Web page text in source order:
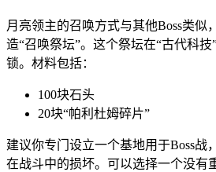
月亮领主的召唤方式与其他Boss类似
造“召唤祭坛”。这个祭坛在“古代科
锁。材料包括：
100块石头
20块“帕利杜姆碎片”
建议你专门设立一个基地用于Boss战
在战斗中的损坏。可以选择一个没有